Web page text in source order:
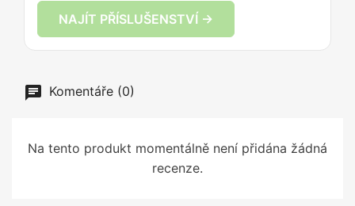
NAJÍT PŘÍSLUŠENSTVÍ →
Komentáře (0)
Na tento produkt momentálně není přidána žádná
recenze.